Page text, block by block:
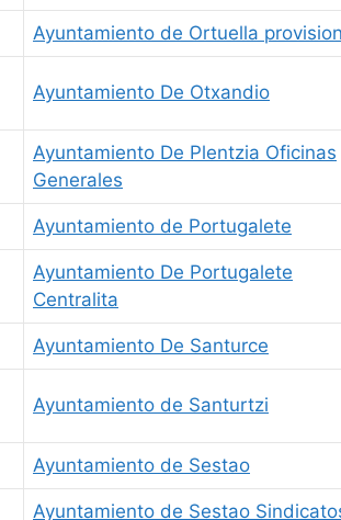
Ayuntamiento de Ortuella
Ayuntamiento De Otxandio
Ayuntamiento De Plentzia Oficinas
Generales
Ayuntamiento de Portugalete
Ayuntamiento De Portugalete
Centralita
Ayuntamiento De Santurce
Ayuntamiento de Santurtzi
Ayuntamiento de Sestao
Ayuntamiento de Sestao